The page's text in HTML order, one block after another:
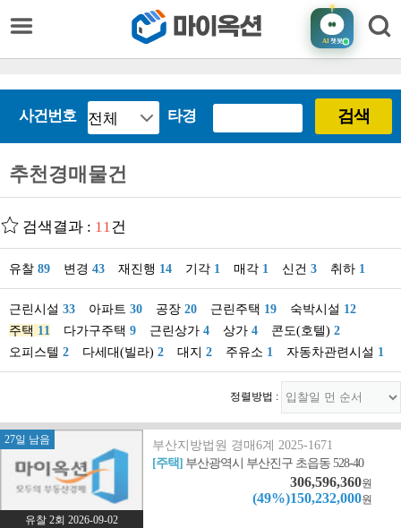
AI챗봇
사건번호 타경 검색
추천경매물건
검색결과 : 11건
유찰 89 변경 43 재진행 14 기각 1 매각 1 신건 3 취하 1
근린시설 33 아파트 30 공장 20 근린주택 19 숙박시설 12
주택 11 다가구주택 9 근린상가 4 상가 4 콘도(호텔) 2
오피스텔 2 다세대(빌라) 2 대지 2 주유소 1 자동차관련시설 1
정렬방법 :
27일 남음
유찰 2회 2026-09-02
부산지방법원 경매6계 2025-1671
[주택] 부산광역시 부산진구 초읍동 528-40
306,596,360원
(49%)150,232,000원